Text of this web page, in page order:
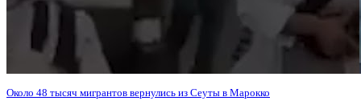
Около 48 тысяч мигрантов вернулись из Сеуты в Марокко